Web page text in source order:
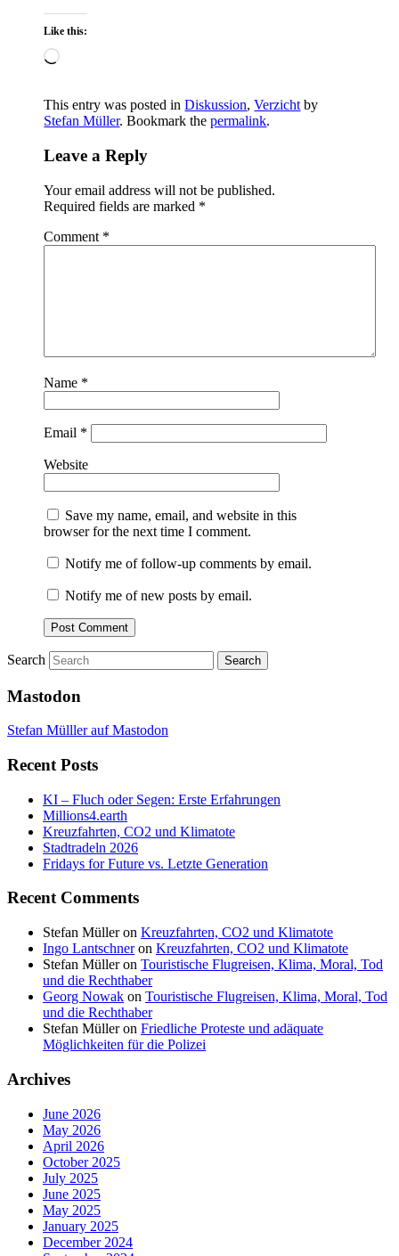
Like this:
Loading…
This entry was posted inDiskussion,Verzichtby
Stefan Müller. Bookmark thepermalink.
Leave a Reply
Your email address will not be published.
Required fields are marked *
Comment *
Name *
Email *
Website
Save my name, email, and website in this
browser for the next time I comment.
Notify me of follow-up comments by email.
Notify me of new posts by email.
Search
Mastodon
Stefan Mülller auf Mastodon
Recent Posts
KI – Fluch oder Segen: Erste Erfahrungen
Millions4.earth
Kreuzfahrten, CO2 und Klimatote
Stadtradeln 2026
Fridays for Future vs. Letzte Generation
Recent Comments
Stefan Mülleron Kreuzfahrten, CO2 und Klimatote
Ingo Lantschneron Kreuzfahrten, CO2 und Klimatote
Stefan Mülleron Touristische Flugreisen, Klima, Moral, Tod
und die Rechthaber
Georg Nowak on Touristische Flugreisen, Klima, Moral, Tod
und die Rechthaber
Stefan Mülleron Friedliche Proteste und adäquate
Möglichkeiten für die Polizei
Archives
June 2026
May 2026
April 2026
October 2025
July 2025
June 2025
May 2025
January 2025
December 2024